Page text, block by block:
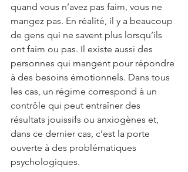
quand vous n’avez pas faim, vous ne
mangez pas. En réalité, il y a beaucoup
de gens qui ne savent plus lorsqu’ils
ont faim ou pas. Il existe aussi des
personnes qui mangent pour répondre
à des besoins émotionnels. Dans tous
les cas, un régime correspond à un
contrôle qui peut entraîner des
résultats jouissifs ou anxiogènes et,
dans ce dernier cas, c’est la porte
ouverte à des problématiques
psychologiques.